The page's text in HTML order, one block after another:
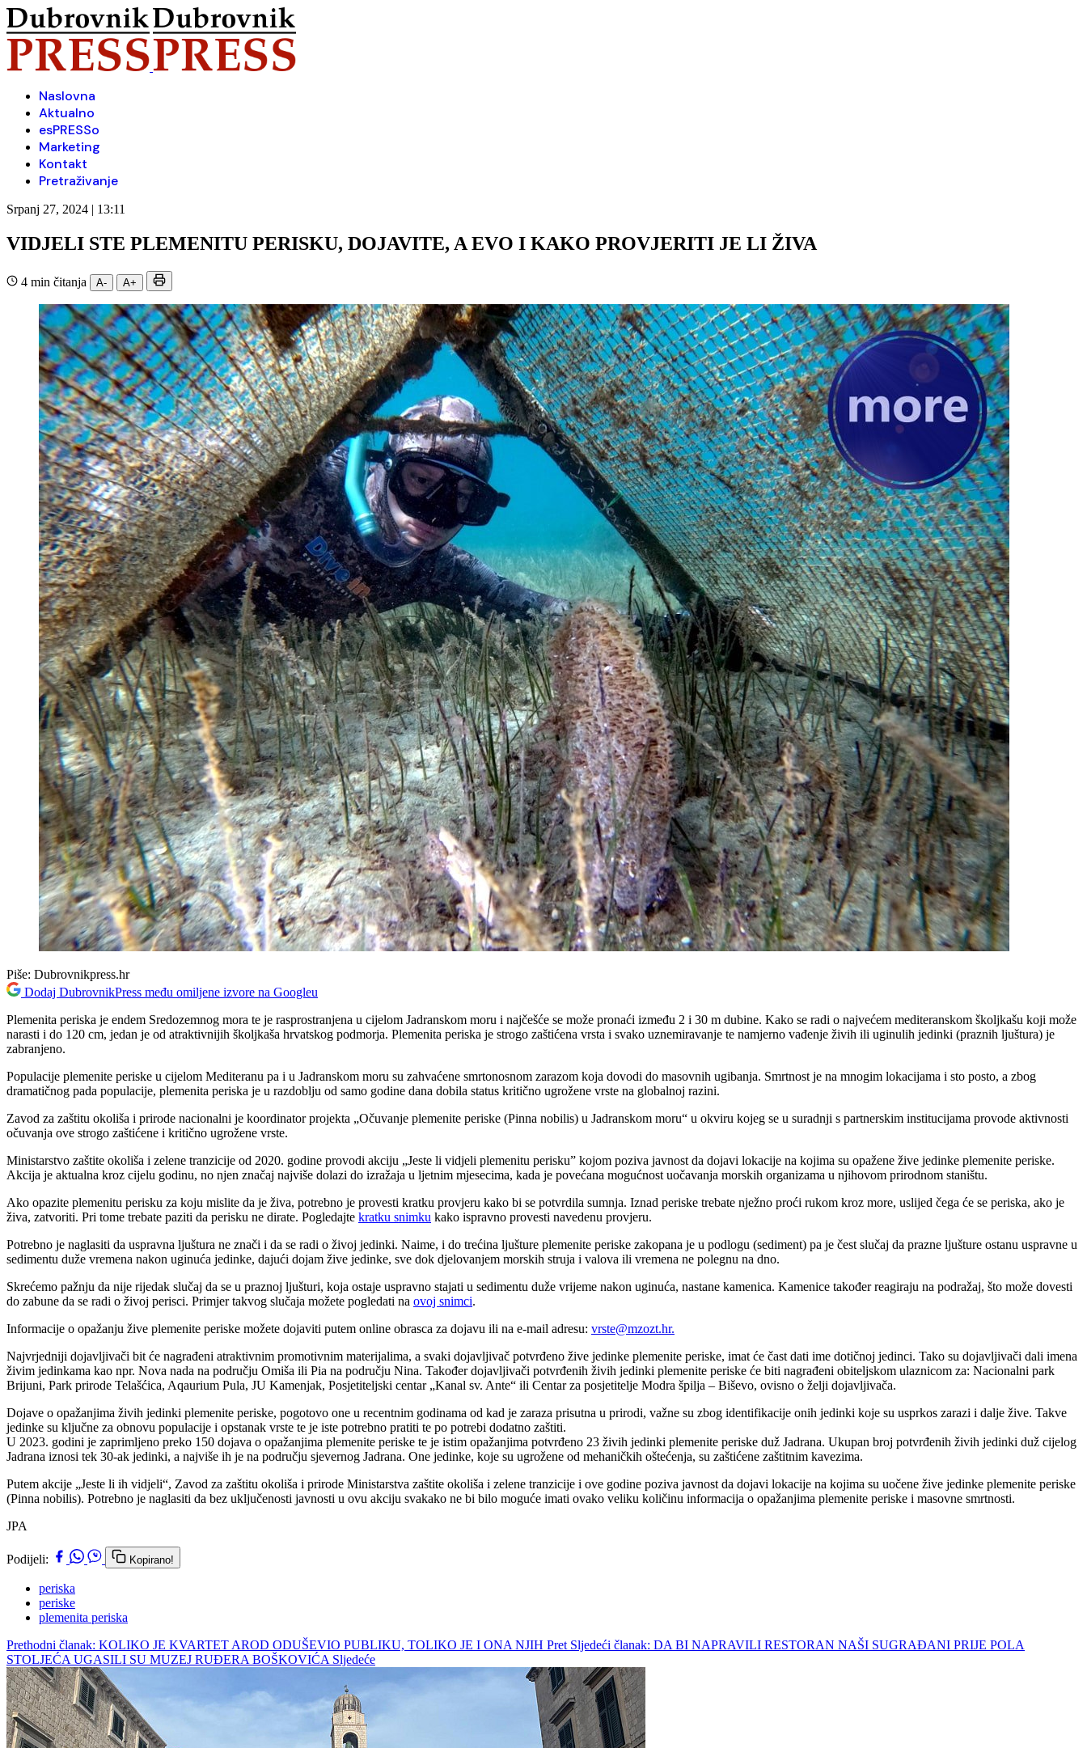
Naslovna
Aktualno
esPRESSo
Marketing
Kontakt
Pretraživanje
Srpanj 27, 2024 | 13:11
VIDJELI STE PLEMENITU PERISKU, DOJAVITE, A EVO I KAKO PROVJERITI JE LI ŽIVA
4 min čitanja A- A+
Piše: Dubrovnikpress.hr
Dodaj DubrovnikPress među omiljene izvore na Googleu
Plemenita periska je endem Sredozemnog mora te je rasprostranjena u cijelom Jadranskom moru i najčešće se može pronaći između 2 i 30 m dubine. Kako se radi o najvećem mediteranskom školjkašu koji može
narasti i do 120 cm, jedan je od atraktivnijih školjkaša hrvatskog podmorja. Plemenita periska je strogo zaštićena vrsta i svako uznemiravanje te namjerno vađenje živih ili uginulih jedinki (praznih ljuštura) je
zabranjeno.
Populacije plemenite periske u cijelom Mediteranu pa i u Jadranskom moru su zahvaćene smrtonosnom zarazom koja dovodi do masovnih ugibanja. Smrtnost je na mnogim lokacijama i sto posto, a zbog
dramatičnog pada populacije, plemenita periska je u razdoblju od samo godine dana dobila status kritično ugrožene vrste na globalnoj razini.
Zavod za zaštitu okoliša i prirode nacionalni je koordinator projekta „Očuvanje plemenite periske (Pinna nobilis) u Jadranskom moru“ u okviru kojeg se u suradnji s partnerskim institucijama provode aktivnosti
očuvanja ove strogo zaštićene i kritično ugrožene vrste.
Ministarstvo zaštite okoliša i zelene tranzicije od 2020. godine provodi akciju „Jeste li vidjeli plemenitu perisku” kojom poziva javnost da dojavi lokacije na kojima su opažene žive jedinke plemenite periske.
Akcija je aktualna kroz cijelu godinu, no njen značaj najviše dolazi do izražaja u ljetnim mjesecima, kada je povećana mogućnost uočavanja morskih organizama u njihovom prirodnom staništu.
Ako opazite plemenitu perisku za koju mislite da je živa, potrebno je provesti kratku provjeru kako bi se potvrdila sumnja. Iznad periske trebate nježno proći rukom kroz more, uslijed čega će se periska, ako je
živa, zatvoriti. Pri tome trebate paziti da perisku ne dirate. Pogledajte kratku snimku kako ispravno provesti navedenu provjeru.
Potrebno je naglasiti da uspravna ljuštura ne znači i da se radi o živoj jedinki. Naime, i do trećina ljušture plemenite periske zakopana je u podlogu (sediment) pa je čest slučaj da prazne ljušture ostanu uspravne u
sedimentu duže vremena nakon uginuća jedinke, dajući dojam žive jedinke, sve dok djelovanjem morskih struja i valova ili vremena ne polegnu na dno.
Skrećemo pažnju da nije rijedak slučaj da se u praznoj ljušturi, koja ostaje uspravno stajati u sedimentu duže vrijeme nakon uginuća, nastane kamenica. Kamenice također reagiraju na podražaj, što može dovesti
do zabune da se radi o živoj perisci. Primjer takvog slučaja možete pogledati na ovoj snimci.
Informacije o opažanju žive plemenite periske možete dojaviti putem online obrasca za dojavu ili na e-mail adresu: vrste@mzozt.hr.
Najvrjedniji dojavljivači bit će nagrađeni atraktivnim promotivnim materijalima, a svaki dojavljivač potvrđeno žive jedinke plemenite periske, imat će čast dati ime dotičnoj jedinci. Tako su dojavljivači dali imena
živim jedinkama kao npr. Nova nada na području Omiša ili Pia na području Nina. Također dojavljivači potvrđenih živih jedinki plemenite periske će biti nagrađeni obiteljskom ulaznicom za: Nacionalni park
Brijuni, Park prirode Telašćica, Aqaurium Pula, JU Kamenjak, Posjetiteljski centar „Kanal sv. Ante“ ili Centar za posjetitelje Modra špilja – Biševo, ovisno o želji dojavljivača.
Dojave o opažanjima živih jedinki plemenite periske, pogotovo one u recentnim godinama od kad je zaraza prisutna u prirodi, važne su zbog identifikacije onih jedinki koje su usprkos zarazi i dalje žive. Takve
jedinke su ključne za obnovu populacije i opstanak vrste te je iste potrebno pratiti te po potrebi dodatno zaštiti.
U 2023. godini je zaprimljeno preko 150 dojava o opažanjima plemenite periske te je istim opažanjima potvrđeno 23 živih jedinki plemenite periske duž Jadrana. Ukupan broj potvrđenih živih jedinki duž cijelog
Jadrana iznosi tek 30-ak jedinki, a najviše ih je na području sjevernog Jadrana. One jedinke, koje su ugrožene od mehaničkih oštećenja, su zaštićene zaštitnim kavezima.
Putem akcije „Jeste li ih vidjeli“, Zavod za zaštitu okoliša i prirode Ministarstva zaštite okoliša i zelene tranzicije i ove godine poziva javnost da dojavi lokacije na kojima su uočene žive jedinke plemenite periske
(Pinna nobilis). Potrebno je naglasiti da bez uključenosti javnosti u ovu akciju svakako ne bi bilo moguće imati ovako veliku količinu informacija o opažanjima plemenite periske i masovne smrtnosti.
JPA
Podijeli: Kopirano!
periska
periske
plemenita periska
Prethodni članak: KOLIKO JE KVARTET AROD ODUŠEVIO PUBLIKU, TOLIKO JE I ONA NJIH Pret Sljedeći članak: DA BI NAPRAVILI RESTORAN NAŠI SUGRAĐANI PRIJE POLA
STOLJEĆA UGASILI SU MUZEJ RUĐERA BOŠKOVIĆA Sljedeće